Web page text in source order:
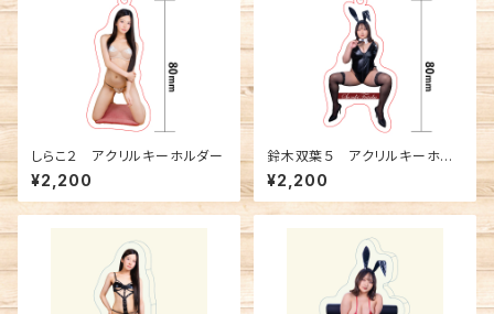
しらこ２ アクリルキーホルダー
¥2,200
鈴木双葉５ アクリルキーホル
ダー
¥2,200